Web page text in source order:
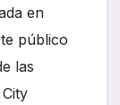
en
público
las